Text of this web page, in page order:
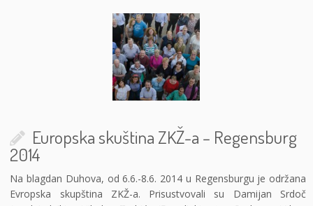
Europska skuština ZKŽ-a – Regensburg
2014
Na blagdan Duhova, od 6.6.-8.6. 2014 u Regensburgu je održana
Evropska skupština ZKŽ-a. Prisustvovali su Damijan Srdoč